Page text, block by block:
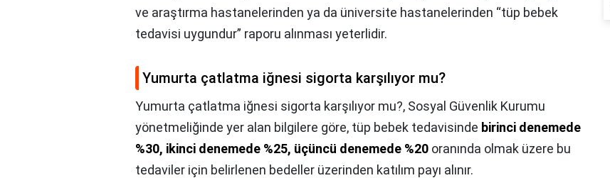
ve araştırma hastanelerinden ya da üniversite hastanelerinden “tüp bebek
tedavisi uygundur” raporu alınması yeterlidir.
Yumurta çatlatma iğnesi sigorta karşılıyor mu?
Yumurta çatlatma iğnesi sigorta karşılıyor mu?, Sosyal Güvenlik Kurumu
yönetmeliğinde yer alan bilgilere göre, tüp bebek tedavisinde birinci denemede
%30, ikinci denemede %25, üçüncü denemede %20 oranında olmak üzere bu
tedaviler için belirlenen bedeller üzerinden katılım payı alınır.